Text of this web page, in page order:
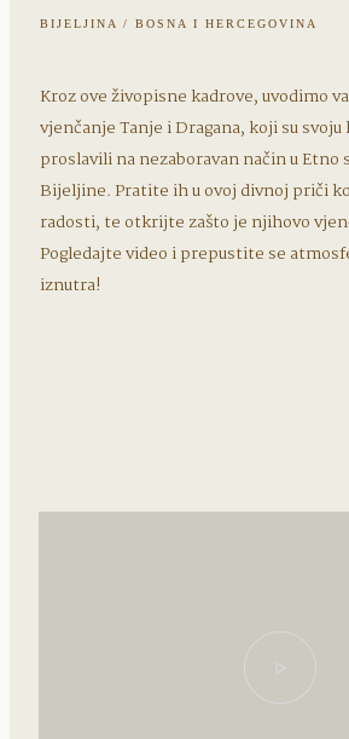
BIJELJINA / BOSNA I HERCEGOVINA
Kroz ove živopisne kadrove, uvodimo
vjenčanje Tanje i Dragana, koji su
proslavili na nezaboravan način u Etno
Bijeljine. Pratite ih u ovoj divnoj priči
radosti, te otkrijte zašto je njihovo
Pogledajte video i prepustite se
iznutra!